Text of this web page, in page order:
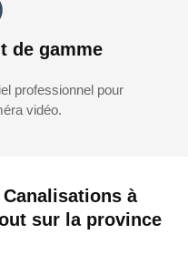
à
sur la province
de gamme
professionnel pour
vidéo.